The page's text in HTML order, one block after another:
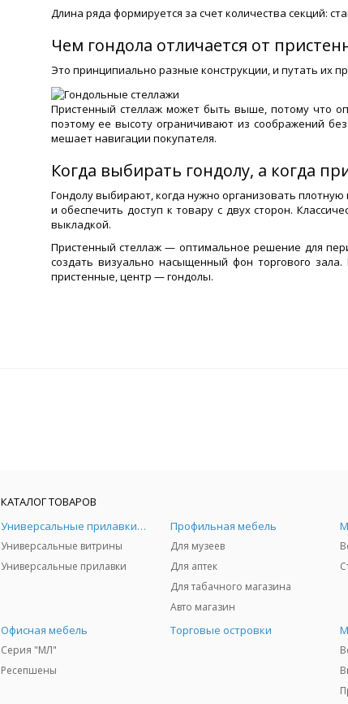
Длина ряда формируется за счет количества секций:
Чем гондола отличается от
Это принципиально разные конструкции, и путать их
Пристенный стеллаж может быть выше, потому что
поэтому ее высоту ограничивают из соображений
мешает навигации покупателя.
Когда выбирать гондолу, а когда
Гондолу выбирают, когда нужно организовать
и обеспечить доступ к товару с двух сторон.
выкладкой.
Пристенный стеллаж — оптимальное решение для
создать визуально насыщенный фон торгового
пристенные, центр — гондолы.
КАТАЛОГ ТОВАРОВ
Универсальные прилавки и витрины
Универсальные витрины
Универсальные прилавки
Профильная мебель
Для музеев
Для аптек
Для табачного магазина
Авто магазин
Офисная мебель
Серия "МЛ"
Ресепшены
Торговые островки